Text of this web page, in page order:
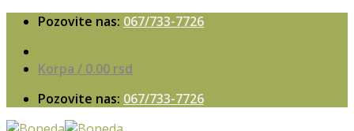
Skip
content
Pozovite nas: 067/733-7726
Korpa / 0.00 rsd
Pozovite nas: 067/733-7726